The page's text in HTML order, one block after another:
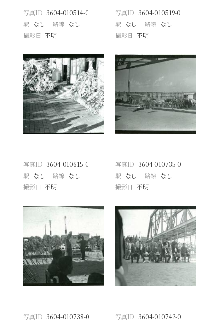
写真ID 3604-010514-0
駅 なし 路線 なし
撮影日
不明
写真ID 3604-010519-0
駅 なし 路線 なし
撮影日 不明
−
写真ID 3604-010615-0
駅 なし 路線 なし
撮影日
不明
−
写真ID 3604-010735-0
駅 なし 路線 なし
撮影日 不明
−
写真ID 3604-010738-0
−
写真ID 3604-010742-0